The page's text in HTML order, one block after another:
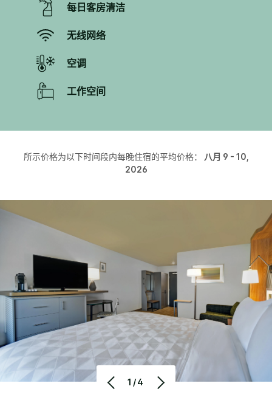
每日客房清洁
无线网络
空调
工作空间
所示价格为以下时间段内每晚住宿的平均价格：
八月 9 - 10,
2026
1/4